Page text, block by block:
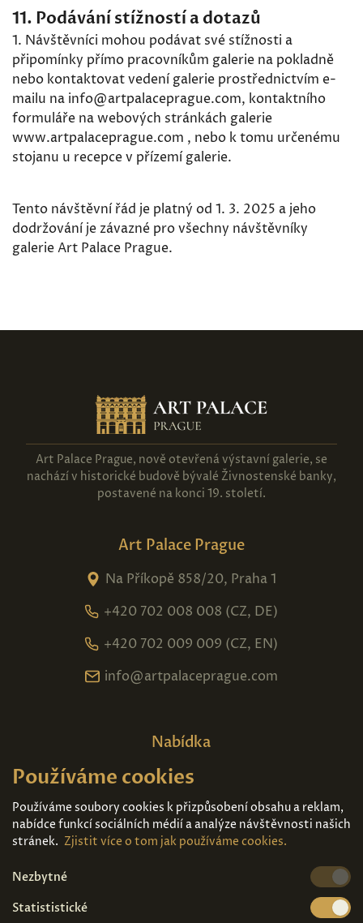
11. Podávání stížností a dotazů
1. Návštěvníci mohou podávat své stížnosti a
připomínky přímo pracovníkům galerie na pokladně
nebo kontaktovat vedení galerie prostřednictvím e-
mailu na info@artpalaceprague.com, kontaktního
formuláře na webových stránkách galerie
www.artpalaceprague.com , nebo k tomu určenému
stojanu u recepce v přízemí galerie.
Tento návštěvní řád je platný od 1. 3. 2025 a jeho
dodržování je závazné pro všechny návštěvníky
galerie Art Palace Prague.
Art Palace Prague, nově otevřená výstavní galerie, se
nachází v historické budově bývalé Živnostenské banky,
postavené na konci 19. století.
Art Palace Prague
Na Příkopě 858/20, Praha 1
+420 702 008 008 (CZ, DE)
+420 702 009 009 (CZ, EN)
info@artpalaceprague.com
Nabídka
Domů
Expozice
Kontakt
Díla k prodeji
Vstupenky
Používáme cookies
Používáme soubory cookies k přizpůsobení obsahu a reklam,
nabídce funkcí sociálních médií a analýze návštěvnosti našich
stránek. Zjistit více o tom jak používáme cookies.
Nezbytné
Statististické